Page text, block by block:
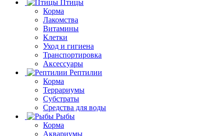
Птицы
Корма
Лакомства
Витамины
Клетки
Уход и гигиена
Транспортировка
Аксессуары
Рептилии
Корма
Террариумы
Субстраты
Средства для воды
Рыбы
Корма
Аквариумы